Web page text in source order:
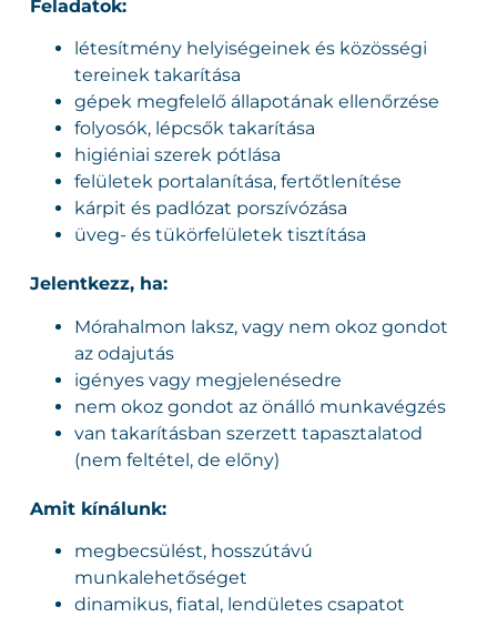
Feladatok:
létesítmény helyiségeinek és közösségi
tereinek takarítása
gépek megfelelő állapotának ellenőrzése
folyosók, lépcsők takarítása
higiéniai szerek pótlása
felületek portalanítása, fertőtlenítése
kárpit és padlózat porszívózása
üveg- és tükörfelületek tisztítása
Jelentkezz, ha:
Mórahalmon laksz, vagy nem okoz gondot
az odajutás
igényes vagy megjelenésedre
nem okoz gondot az önálló munkavégzés
van takarításban szerzett tapasztalatod
(nem feltétel, de előny)
Amit kínálunk:
megbecsülést, hosszútávú
munkalehetőséget
dinamikus, fiatal, lendületes csapatot